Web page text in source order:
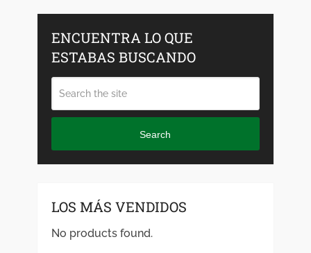
ENCUENTRA LO QUE
ESTABAS BUSCANDO
Search
LOS MÁS VENDIDOS
No products found.